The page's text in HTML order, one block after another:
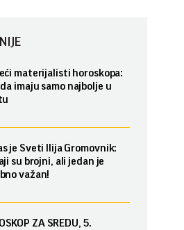
materijalisti horoskopa:
imaju samo najbolje u
je Sveti Ilija Gromovnik:
su brojni, ali jedan je
važan!
ZA SREDU, 5.